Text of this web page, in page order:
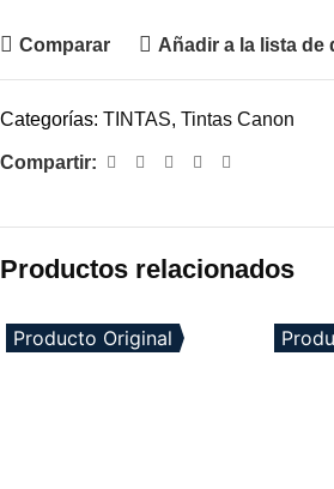
Comparar Añadir a la lista de
Categorías: TINTAS, Tintas Canon
Compartir:
Productos relacionados
Producto Original